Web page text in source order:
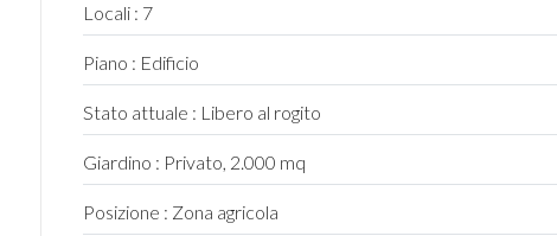
Locali : 7
Piano : Edificio
Stato attuale : Libero al rogito
Giardino : Privato, 2.000 mq
Posizione : Zona agricola
Camere
minime
Qualsiasi